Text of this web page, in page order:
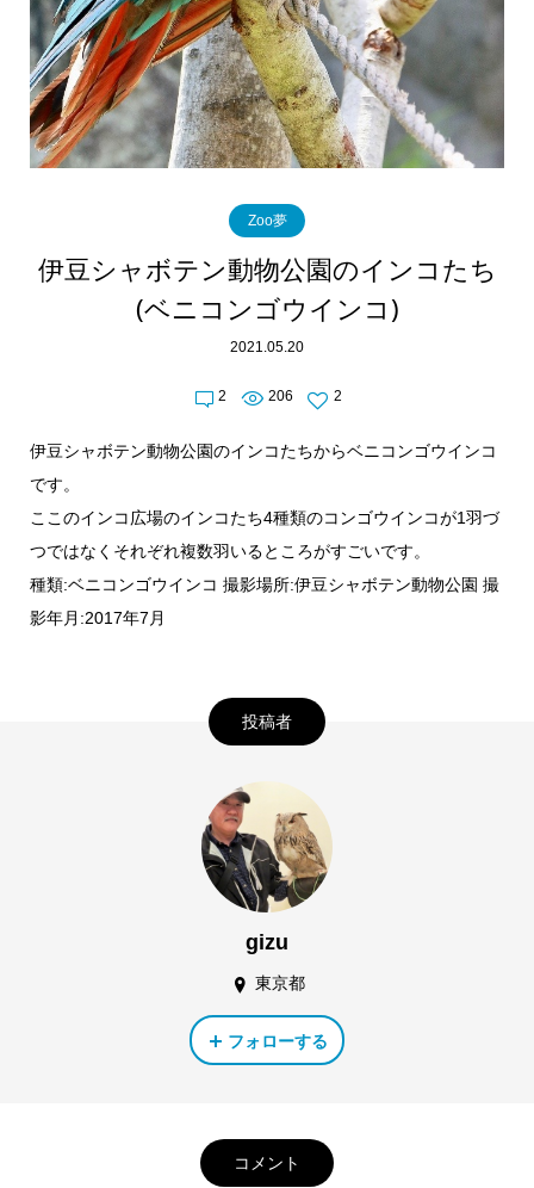
Zoo夢
伊豆シャボテン動物公園のインコたち
(ベニコンゴウインコ)
2021.05.20
2 206 2
伊豆シャボテン動物公園のインコたちからベニコンゴウインコ
です。
ここのインコ広場のインコたち4種類のコンゴウインコが1羽づ
つではなくそれぞれ複数羽いるところがすごいです。
種類:ベニコンゴウインコ 撮影場所:伊豆シャボテン動物公園 撮
影年月:2017年7月
投稿者
gizu
東京都
フォローする
コメント